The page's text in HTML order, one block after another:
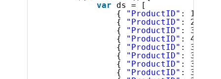
var
ds = [
{
"ProductID" : 1,
{
"ProductID" : 2,
{
"ProductID" : 3,
{
"ProductID" : 4,
{
"ProductID" : 316,
{
"ProductID" : 317,
{
"ProductID" : 318,
{
"ProductID" : 319,